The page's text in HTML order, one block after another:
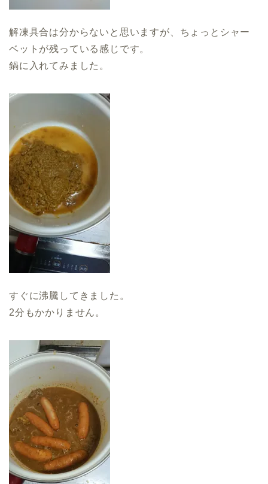
解凍具合は分からないと思いますが、ちょっとシャー
ベットが残っている感じです。
鍋に入れてみました。
すぐに沸騰してきました。
2分もかかりません。